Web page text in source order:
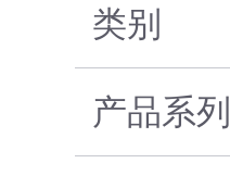
类别
产品系列